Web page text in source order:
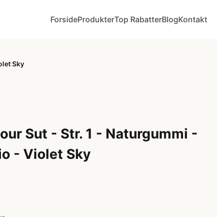
ForsideProdukterTop RabatterBlogKontakt
Sky
Sut - Str. 1 - Naturgummi -
- Violet Sky